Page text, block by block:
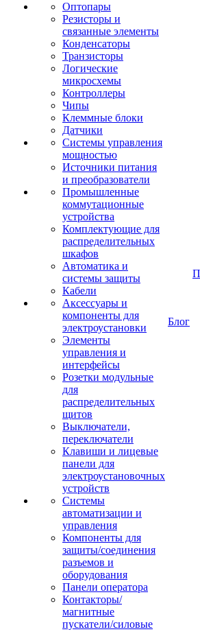
Оптопары
Резисторы и
связанные элементы
Конденсаторы
Транзисторы
Логические
микросхемы
Контроллеры
Чипы
Клеммные блоки
Датчики
Системы управления
мощностью
Источники питания
и преобразователи
Промышленные
коммутационные
устройства
Комплектующие для
распределительных
шкафов
Автоматика и
системы защиты
Кабели
Аксессуары и
компоненты для
электроустановки
Элементы
управления и
интерфейсы
Розетки модульные
для
распределительных
щитов
Выключатели,
переключатели
Клавиши и лицевые
панели для
электроустановочных
устройств
Системы
автоматизации и
управления
Компоненты для
защиты/соединения
разъемов и
оборудования
Панели оператора
Контакторы/
магнитные
пускатели/силовые
Блог